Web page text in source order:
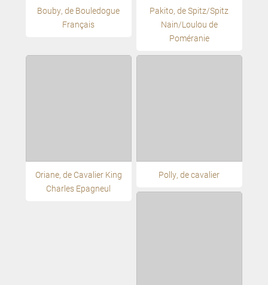
Bouby, de Bouledogue
Français
Pakito, de Spitz/Spitz
Nain/Loulou de
Poméranie
Oriane, de Cavalier King
Charles Epagneul
Polly, de cavalier